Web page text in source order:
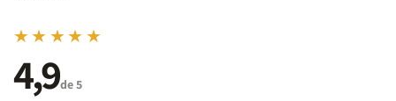
★★★★★
4,9de 5